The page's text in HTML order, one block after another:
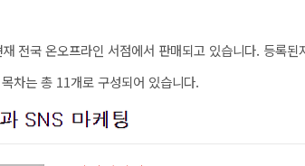
전국 온오프라인 서점에서 판매되고 있습니다. 등록
차는 총 11개로 구성되어 있습니다.